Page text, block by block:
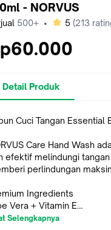
- NORVUS
500+ • bintang
5 (213
Detail Produk
Cuci Tangan Essential
Care Hand Wash
efektif melindungi
perlindungan
Ingredients
Vera + Vitamin E
Ocean Green Tea yang
Selengkapnya